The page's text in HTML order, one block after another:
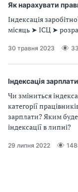
Як нарахувати
Індексація
місяць ➤ ІСЦ ➤
30 травня 2023
Індексація
Чи зміниться
категорії
зарплати? Яким
індексації в липні?
29 липня 2022